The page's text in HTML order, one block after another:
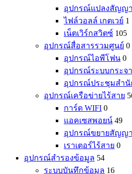
อุปกรณ์แปลงสัญญ
ไฟล์วอลล์ เกตเวย์ 1
เน็ตเวิร์กสวิตซ์ 105
อุปกรณ์สื่อสารรวมศูนย์ 0
อุปกรณ์ไอพีโฟน 0
อุปกรณ์ระบบกระจา
อุปกรณ์ประชุมสำนั
อุปกรณ์เครือข่ายไร้สาย
การ์ด WIFI 0
แอคเซสพอยน์ 49
อุปกรณ์ขยายสัญญา
เราเตอร์ไร้สาย 0
อุปกรณ์สำรองข้อมูล 54
ระบบบันทึกข้อมูล 16